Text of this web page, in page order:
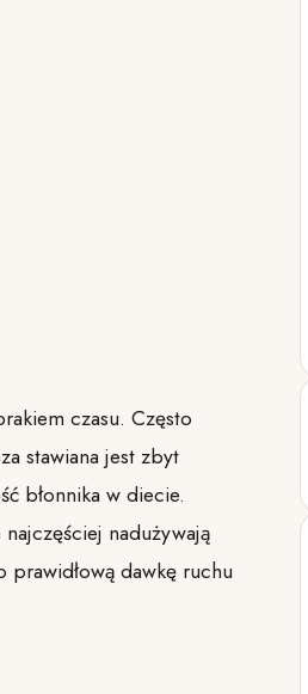
czasu. Często
stawiana jest zbyt
błonnika w diecie.
nadużywają
dawkę ruchu